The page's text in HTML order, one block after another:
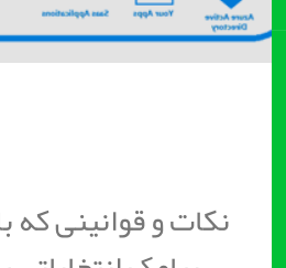
نکات و قوانینی که